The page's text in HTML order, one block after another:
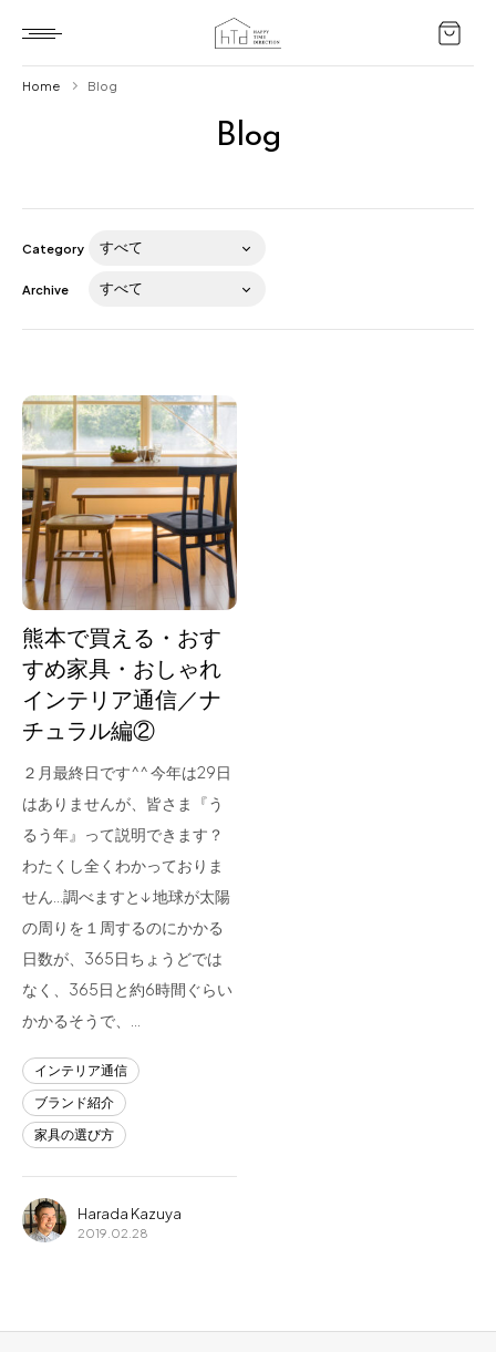
Blog
About us
for Business
Recruit
Contact
フラッグシップストア
熊本店
Arv
Blog
Home Blog
Category
Archive
熊本で買える・おす
すめ家具・おしゃれ
インテリア通信／ナ
チュラル編②
２月最終日です^^ 今年は29日
はありませんが、皆さま『う
るう年』って説明できます？
わたくし全くわかっておりま
せん…調べますと↓ 地球が太陽
の周りを１周するのにかかる
日数が、365日ちょうどでは
なく、365日と約6時間ぐらい
かかるそうで、…
インテリア通信
ブランド紹介
家具の選び方
Harada Kazuya
2019.02.28